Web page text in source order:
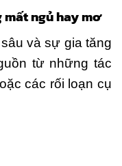
mất ngủ hay mơ
và sự gia tăng
từ những tác
các rối loạn cụ